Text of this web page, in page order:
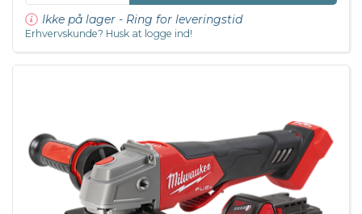
Ikke på lager - Ring for leveringstid
Erhvervskunde? Husk at logge ind!